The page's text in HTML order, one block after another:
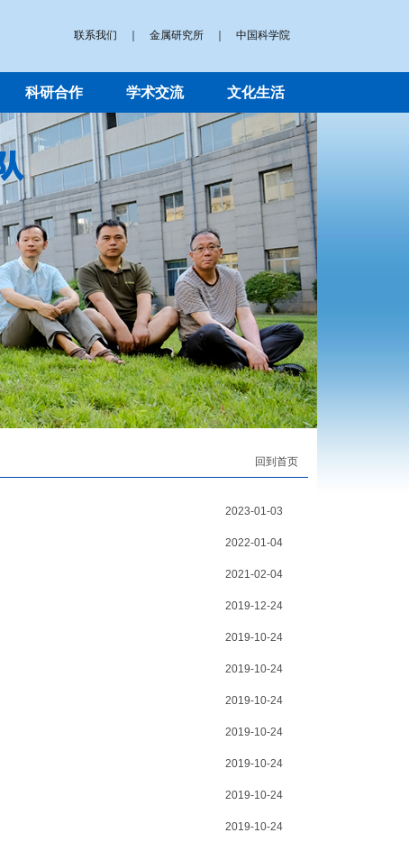
联系我们 金属研究所 中国科学院
科研合作 学术交流 文化生活
回到首页
2023-01-03
2022-01-04
2021-02-04
2019-12-24
2019-10-24
2019-10-24
2019-10-24
2019-10-24
2019-10-24
2019-10-24
2019-10-24